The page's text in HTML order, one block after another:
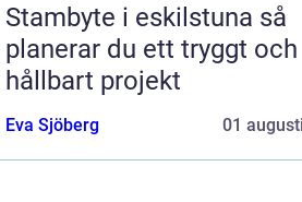
Stambyte i eskilstuna så
planerar du ett tryggt och
hållbart projekt
Eva Sjöberg 01